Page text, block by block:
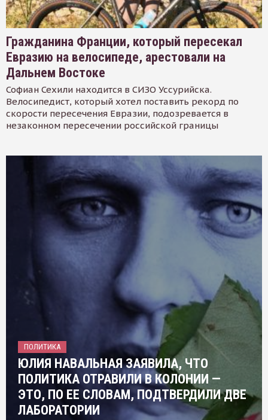
Гражданина Франции, который пересекал
Евразию на велосипеде, арестовали на
Дальнем Востоке
Софиан Сехили находится в СИЗО Уссурийска.
Велосипедист, который хотел поставить рекорд по
скорости пересечения Евразии, подозревается в
незаконном пересечении российской границы
ПОЛИТИКА
ЮЛИЯ НАВАЛЬНАЯ ЗАЯВИЛА, ЧТО
ПОЛИТИКА ОТРАВИЛИ В КОЛОНИИ —
ЭТО, ПО ЕЕ СЛОВАМ, ПОДТВЕРДИЛИ ДВЕ
ЛАБОРАТОРИИ